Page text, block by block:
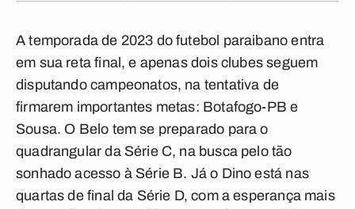
A temporada de 2023 do futebol paraibano entra
em sua reta final, e apenas dois clubes seguem
disputando campeonatos, na tentativa de
firmarem importantes metas: Botafogo-PB e
Sousa. O Belo tem se preparado para o
quadrangular da Série C, na busca pelo tão
sonhado acesso à Série B. Já o Dino está nas
quartas de final da Série D, com a esperança mais